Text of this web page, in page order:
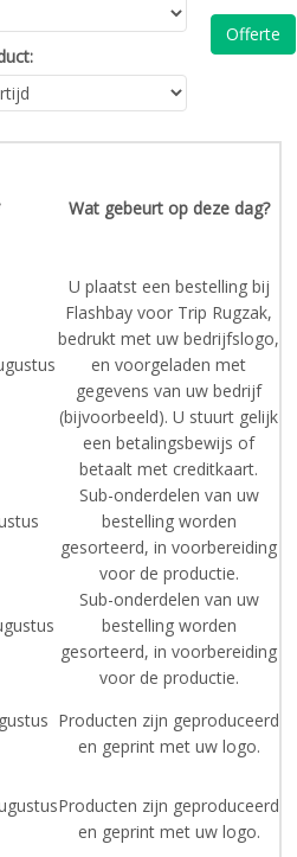
Offerte
Wat gebeurt op deze dag?
U plaatst een bestelling bij
Flashbay voor Trip Rugzak,
bedrukt met uw bedrijfslogo,
en voorgeladen met
gegevens van uw bedrijf
(bijvoorbeeld). U stuurt gelijk
een betalingsbewijs of
betaalt met creditkaart.
Sub-onderdelen van uw
bestelling worden
gesorteerd, in voorbereiding
voor de productie.
Sub-onderdelen van uw
bestelling worden
gesorteerd, in voorbereiding
voor de productie.
Producten zijn geproduceerd
en geprint met uw logo.
Producten zijn geproduceerd
en geprint met uw logo.